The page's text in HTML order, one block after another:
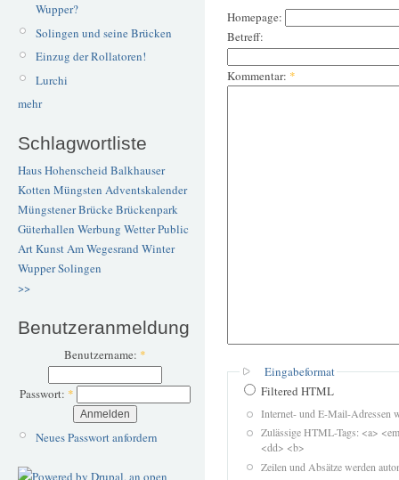
Wupper?
Solingen und seine Brücken
Einzug der Rollatoren!
Lurchi
mehr
Schlagwortliste
Haus Hohenscheid Balkhauser
Kotten Müngsten Adventskalender
Müngstener BrückeBrückenpark
Güterhallen Werbung WetterPublic
ArtKunstAm Wegesrand Winter
WupperSolingen
>>
Benutzeranmeldung
Benutzername: *
Passwort: *
Neues Passwort anfordern
Homepage:
Betreff:
Kommentar: *
Eingabeformat
Filtered HTML
Internet- und E-Mail-Adressen
Zulässige HTML-Tags: <a>
<dd> <b>
Zeilen und Absätze werden